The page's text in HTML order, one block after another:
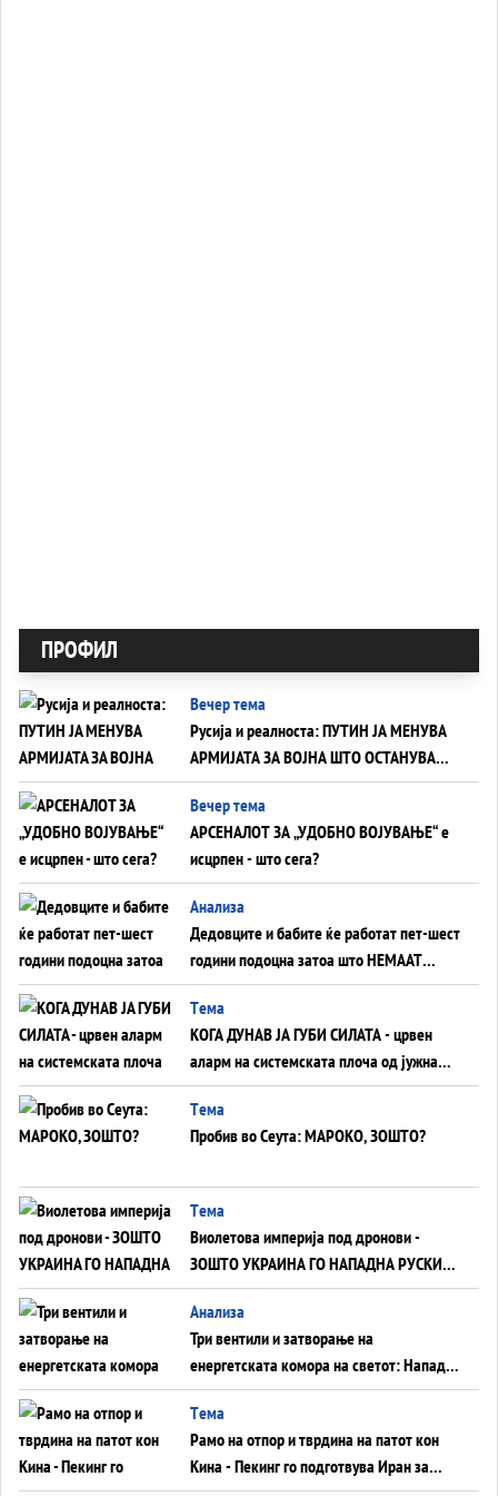
ПРОФИЛ
Вечер тема
Русија и реалноста: ПУТИН ЈА МЕНУВА
АРМИЈАТА ЗА ВОЈНА ШТО ОСТАНУВА
БЕЗ ФРОНТ
Вечер тема
АРСЕНАЛОТ ЗА „УДОБНО ВОЈУВАЊЕ“ е
исцрпен - што сега?
Анализа
Дедовците и бабите ќе работат пет-шест
години подоцна затоа што НЕМААТ
ВНУЦИ ДА ГИ ЗАМЕНАТ
Tема
КОГА ДУНАВ ЈА ГУБИ СИЛАТА - црвен
аларм на системската плоча од јужна
Германија до Црното Море...
Tема
Пробив во Сеута: МАРОКО, ЗОШТО?
Tема
Виолетова империја под дронови -
ЗОШТО УКРАИНА ГО НАПАДНА РУСКИОТ
WILDBERRIES
Aнализа
Три вентили и затворање на
енергетската комора на светот: Нападот
во Суец најавува глобален енергетски
инфаркт?
Tема
Рамо на отпор и тврдина на патот кон
Кина - Пекинг го подготвува Иран за